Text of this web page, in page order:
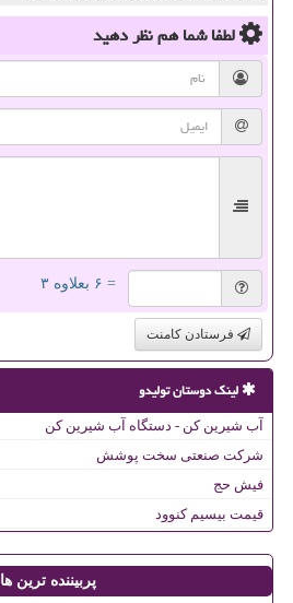
لطفا شما همنظر دهید
= ۶ بعلاوه ۳
فرستادن کامنت
لینک دوستان تولیدو
آب شیرین کن - دستگاه آب شیرین کن
شرکت صنعتی سخت پوشش
فیش حج
قیمت بیسیم کنوود
پربیننده ترین ها